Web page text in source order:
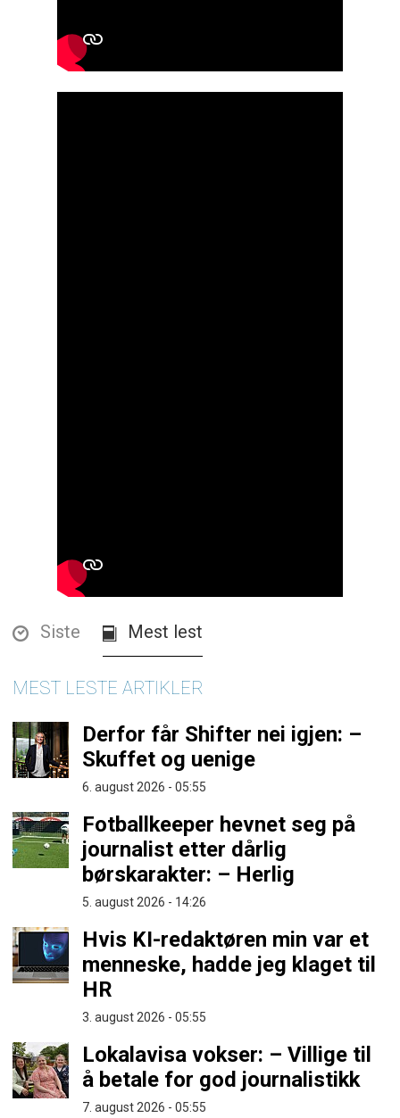
Siste Mest lest
MEST LESTE ARTIKLER
Derfor får Shifter nei igjen: –
Skuffet og uenige
6. august 2026 - 05:55
Fotballkeeper hevnet seg på
journalist etter dårlig
børskarakter: – Herlig
5. august 2026 - 14:26
Hvis KI-redaktøren min var et
menneske, hadde jeg klaget til
HR
3. august 2026 - 05:55
Lokalavisa vokser: – Villige til
å betale for god journalistikk
7. august 2026 - 05:55